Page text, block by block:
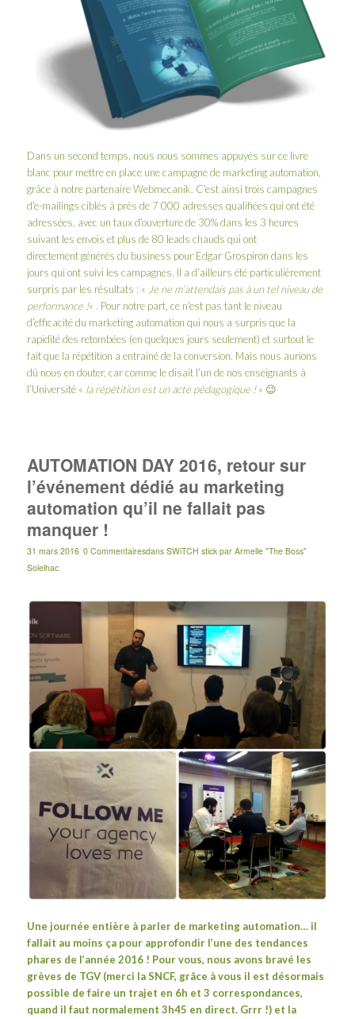
Dans un second temps, nous nous sommes appuyés sur ce livre
blanc pour mettre en place une campagne de marketing automation,
grâce à notre partenaireWebmecanik. C’est ainsi trois campagnes
d’e-mailings ciblés à près de 7 000 adresses qualifiées qui ont été
adressées, avec un taux d’ouverture de 30% dans les 3 heures
suivant les envois et plus de 80 leads chauds qui ont
directement générés du business pour Edgar Grospiron dans les
jours qui ont suivi les campagnes. Il a d’ailleurs été particulièrement
surpris par les résultats : « Je ne m’attendais pas à un tel niveau de
performance !« . Pour notre part, ce n’est pas tant le niveau
d’efficacité du marketing automation qui nous a surpris que la
rapidité des retombées (en quelques jours seulement) et surtout le
fait que la répétition a entrainé de la conversion. Mais nous aurions
dû nous en douter, car comme le disait l’un de nos enseignants à
l’Université « la répétition est un acte pédagogique !» 😉
AUTOMATION DAY 2016, retour sur
l’événement dédié au marketing
automation qu’il ne fallait pas
manquer !
31 mars 2016 0 Commentairesdans SWiTCH stick par Armelle "The Boss"
Solelhac
Une journée entière à parler de marketing automation… il
fallait au moins ça pour approfondir l’une des tendances
phares de l’année 2016! Pour vous, nous avons bravé les
grèves de TGV (merci la SNCF, grâce à vous il est désormais
possible de faire un trajet en 6h et 3 correspondances,
quand il faut normalement 3h45 en direct. Grrr !) et la